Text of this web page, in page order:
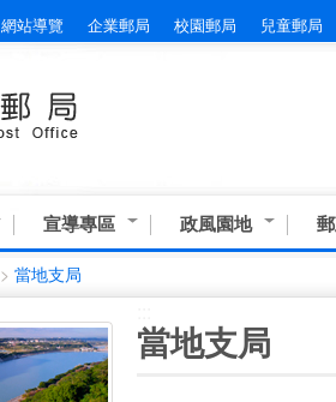
網站導覽 企業郵局 校園郵局 兒童郵局
宣導專區 政風園地
> 當地支局
當地支局